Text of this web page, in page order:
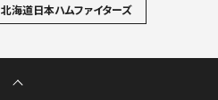
北海道日本ハムファイターズ